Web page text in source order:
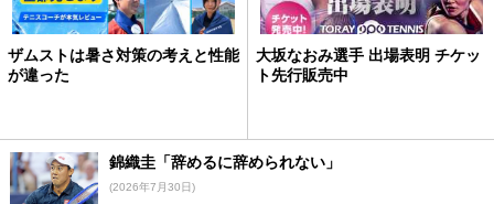
ザムストは暑さ対策の考えと性能
が違った
大坂なおみ選手 出場表明 チケッ
ト先行販売中
錦織圭「辞めるに辞められない」
(2026年7月30日)